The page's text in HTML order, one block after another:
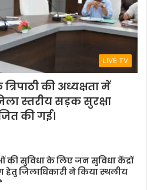
LIVE TV
की अध्यक्षता में
स्तरीय सड़क सुरक्षा
की गई।
की सुविधा के लिए जन सुविधा केंद्रों
हेतु जिलाधिकारी ने किया स्थलीय